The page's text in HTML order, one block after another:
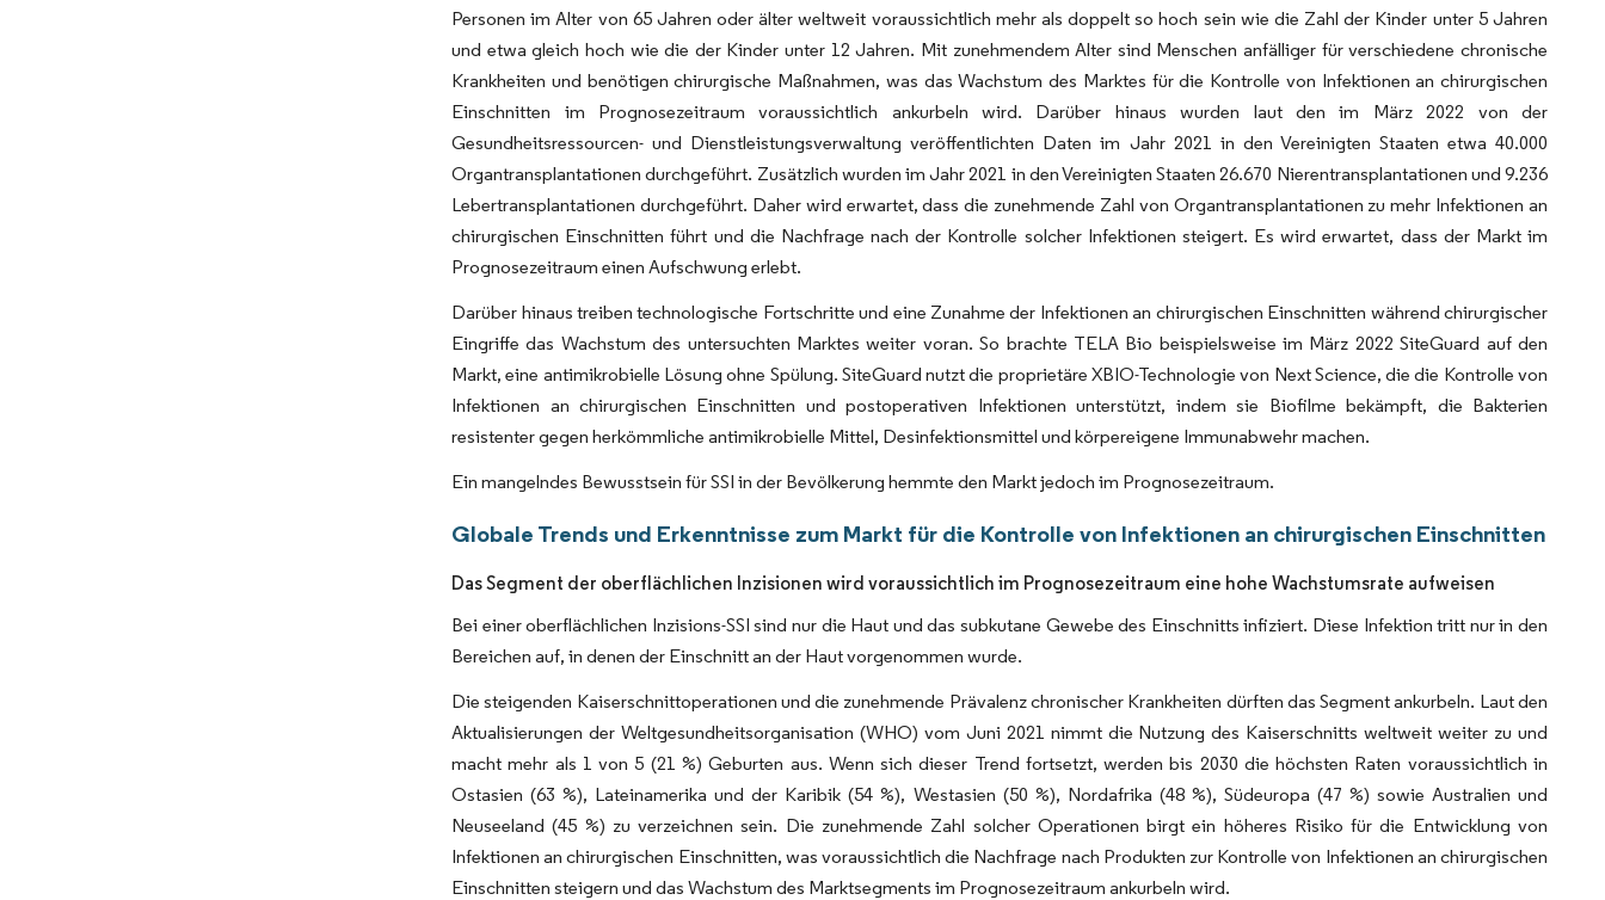
Personen im Alter von 65 Jahren oder älter weltweit voraussichtlich mehr als doppelt so hoch sein wie die Zahl der Kinder unter 5 Jahren
und etwa gleich hoch wie die der Kinder unter 12 Jahren. Mit zunehmendem Alter sind Menschen anfälliger für verschiedene chronische
Krankheiten und benötigen chirurgische Maßnahmen, was das Wachstum des Marktes für die Kontrolle von Infektionen an chirurgischen
Einschnitten im Prognosezeitraum voraussichtlich ankurbeln wird. Darüber hinaus wurden laut den im März 2022 von der
Gesundheitsressourcen- und Dienstleistungsverwaltung veröffentlichten Daten im Jahr 2021 in den Vereinigten Staaten etwa 40.000
Organtransplantationen durchgeführt. Zusätzlich wurden im Jahr 2021 in den Vereinigten Staaten 26.670 Nierentransplantationen und 9.236
Lebertransplantationen durchgeführt. Daher wird erwartet, dass die zunehmende Zahl von Organtransplantationen zu mehr Infektionen an
chirurgischen Einschnitten führt und die Nachfrage nach der Kontrolle solcher Infektionen steigert. Es wird erwartet, dass der Markt im
Prognosezeitraum einen Aufschwung erlebt.
Darüber hinaus treiben technologische Fortschritte und eine Zunahme der Infektionen an chirurgischen Einschnitten während chirurgischer
Eingriffe das Wachstum des untersuchten Marktes weiter voran. So brachte TELA Bio beispielsweise im März 2022 SiteGuard auf den
Markt, eine antimikrobielle Lösung ohne Spülung. SiteGuard nutzt die proprietäre XBIO-Technologie von Next Science, die die Kontrolle von
Infektionen an chirurgischen Einschnitten und postoperativen Infektionen unterstützt, indem sie Biofilme bekämpft, die Bakterien
resistenter gegen herkömmliche antimikrobielle Mittel, Desinfektionsmittel und körpereigene Immunabwehr machen.
Ein mangelndes Bewusstsein für SSI in der Bevölkerung hemmte den Markt jedoch im Prognosezeitraum.
Globale Trends und Erkenntnisse zum Markt für die Kontrolle von Infektionen an chirurgischen Einschnitten
Das Segment der oberflächlichen Inzisionen wird voraussichtlich im Prognosezeitraum eine hohe Wachstumsrate aufweisen
Bei einer oberflächlichen Inzisions-SSI sind nur die Haut und das subkutane Gewebe des Einschnitts infiziert. Diese Infektion tritt nur in den
Bereichen auf, in denen der Einschnitt an der Haut vorgenommen wurde.
Die steigenden Kaiserschnittoperationen und die zunehmende Prävalenz chronischer Krankheiten dürften das Segment ankurbeln. Laut den
Aktualisierungen der Weltgesundheitsorganisation (WHO) vom Juni 2021 nimmt die Nutzung des Kaiserschnitts weltweit weiter zu und
macht mehr als 1 von 5 (21 %) Geburten aus. Wenn sich dieser Trend fortsetzt, werden bis 2030 die höchsten Raten voraussichtlich in
Ostasien (63 %), Lateinamerika und der Karibik (54 %), Westasien (50 %), Nordafrika (48 %), Südeuropa (47 %) sowie Australien und
Neuseeland (45 %) zu verzeichnen sein. Die zunehmende Zahl solcher Operationen birgt ein höheres Risiko für die Entwicklung von
Infektionen an chirurgischen Einschnitten, was voraussichtlich die Nachfrage nach Produkten zur Kontrolle von Infektionen an chirurgischen
Einschnitten steigern und das Wachstum des Marktsegments im Prognosezeitraum ankurbeln wird.